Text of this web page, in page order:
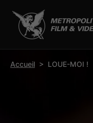
barre d’outils
Accueil > LOUE-MOI !